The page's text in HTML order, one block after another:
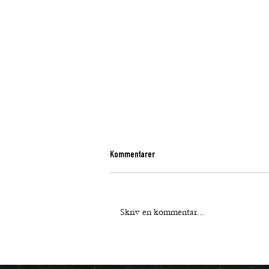
Kommentarer
Skriv en kommentar...